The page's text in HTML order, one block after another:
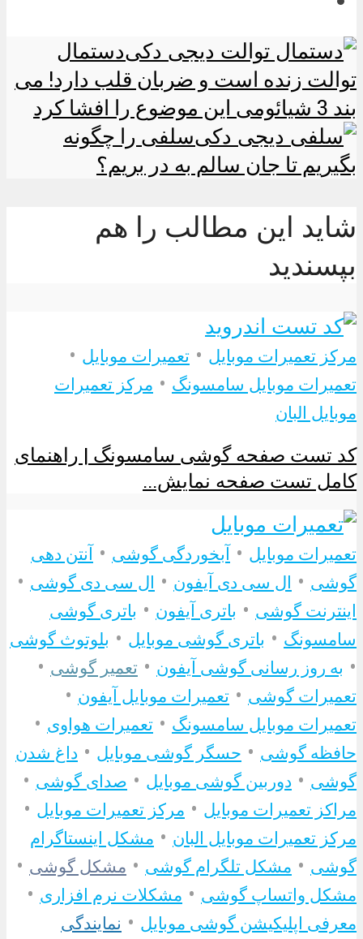
دستمال
توالت زنده است و ضربان قلب دارد! می
بند 3 شیائومی این موضوع را افشا کرد
سلفی را چگونه
بگیریم تا جان سالم به در بریم؟
شاید این مطالب را هم
بپسندید
مرکز تعمیرات موبایل • تعمیرات موبایل •
تعمیرات موبایل سامسونگ • مرکز تعمیرات
موبایل البان
کد تست صفحه گوشی سامسونگ | راهنمای
کامل تست صفحه نمایش...
تعمیرات موبایل • آبخوردگی گوشی • آنتن دهی
گوشی • ال سی دی آیفون • ال سی دی گوشی •
اینترنت گوشی • باتری آیفون • باتری گوشی
سامسونگ • باتری گوشی موبایل • بلوتوث گوشی
• به روز رسانی گوشی آیفون • تعمیر گوشی •
تعمیرات گوشی • تعمیرات موبایل آیفون •
تعمیرات موبایل سامسونگ • تعمیرات هواوی •
حافظه گوشی • حسگر گوشی موبایل • داغ شدن
گوشی • دوربین گوشی موبایل • صدای گوشی •
مراکز تعمیرات موبایل • مرکز تعمیرات موبایل •
مرکز تعمیرات موبایل البان • مشکل اینستاگرام
گوشی • مشکل تلگرام گوشی • مشکل گوشی •
مشکل واتساپ گوشی • مشکلات نرم افزاری •
معرفی اپلیکیشن گوشی موبایل • نمایندگی